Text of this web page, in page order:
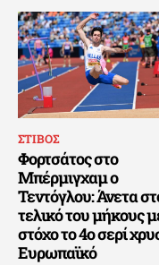
ΣΤΙΒΟΣ
Φορτσάτος στο
Μπέρμιγχαμ ο
Τεντόγλου: Άνετα
τελικό του μήκους
στόχο το 4ο σερί
Ευρωπαϊκό